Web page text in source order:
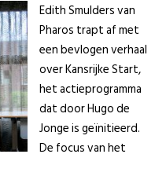
Edith Smulders van
Pharos trapt af met
een bevlogen verhaal
over Kansrijke Start,
het actieprogramma
dat door Hugo de
Jonge is geïnitieerd.
De focus van het